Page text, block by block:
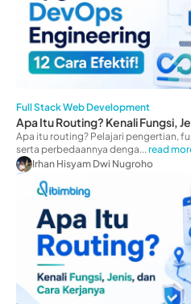
Full Stack Web Development
Apa Itu Routing? Kenali Fungsi,
Apa itu routing? Pelajari pengertian,
serta perbedaannya denga...read
Irhan Hisyam Dwi Nugroho